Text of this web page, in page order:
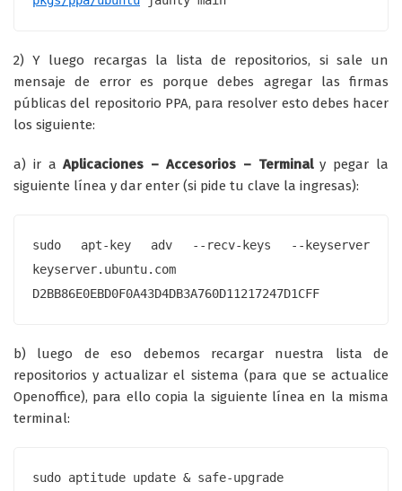
2) Y luego recargas la lista de repositorios, si sale un
mensaje de error es porque debes agregar las firmas
públicas del repositorio PPA, para resolver esto debes hacer
los siguiente:
a) ir aAplicaciones – Accesorios – Terminaly pegar la
siguiente línea y dar enter (si pide tu clave la ingresas):
sudo apt-key adv --recv-keys --keyserver
keyserver.ubuntu.com
D2BB86E0EBD0F0A43D4DB3A760D11217247D1CFF
b) luego de eso debemos recargar nuestra lista de
repositorios y actualizar el sistema (para que se actualice
Openoffice), para ello copia la siguiente línea en la misma
terminal:
sudo aptitude update & safe-upgrade